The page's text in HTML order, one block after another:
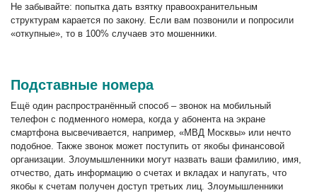
Не забывайте: попытка дать взятку правоохранительным
структурам карается по закону. Если вам позвонили и попросили
«откупные», то в 100% случаев это мошенники.
Подставные номера
Ещё один распространённый способ – звонок на мобильный
телефон с подменного номера, когда у абонента на экране
смартфона высвечивается, например, «МВД Москвы» или нечто
подобное. Также звонок может поступить от якобы финансовой
организации. Злоумышленники могут назвать ваши фамилию, имя,
отчество, дать информацию о счетах и вкладах и напугать, что
якобы к счетам получен доступ третьих лиц. Злоумышленники